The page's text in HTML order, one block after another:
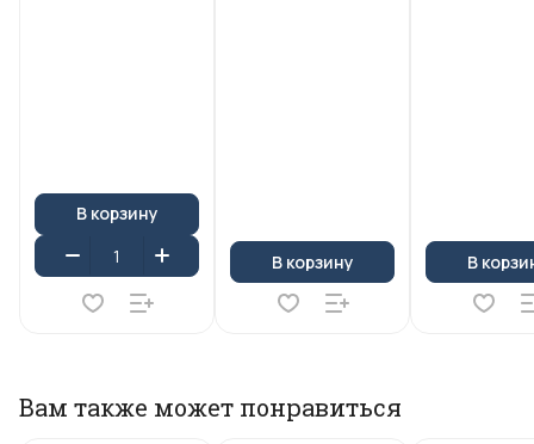
В корзину
В корзину В
Вам также может понравиться